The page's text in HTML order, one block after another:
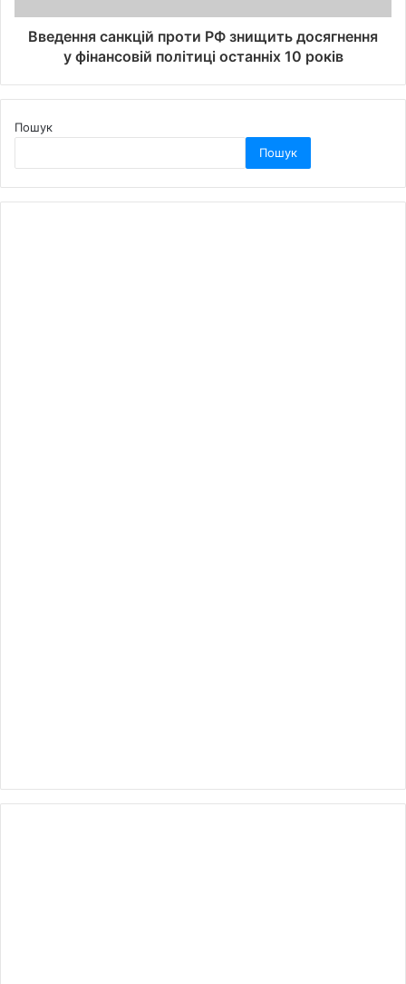
Введення санкцій проти РФ знищить досягнення
у фінансовій політиці останніх 10 років
Пошук
Пошук